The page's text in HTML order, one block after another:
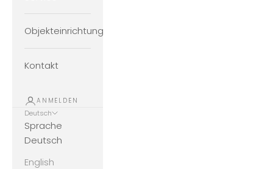
Objekteinrichtung
Kontakt
ANMELDEN
Deutsch
Sprache
Deutsch
English